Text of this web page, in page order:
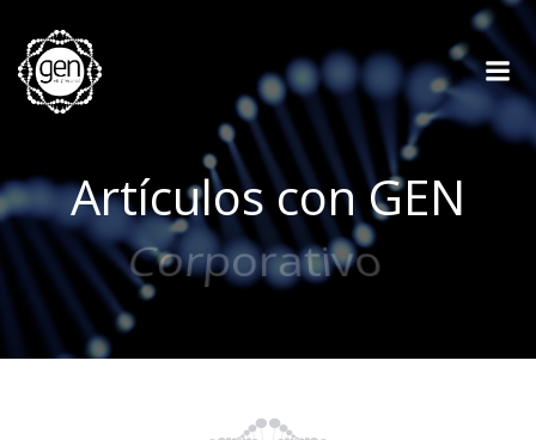
contenido
Artículos con GEN
Interesante